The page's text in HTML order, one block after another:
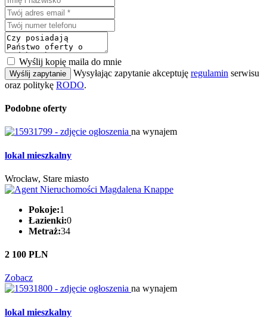
Wyślij kopię maila do mnie
Wyślij zapytanie Wysyłając zapytanie akceptuję regulamin serwisu
oraz politykę RODO.
Podobne oferty
na wynajem
lokal mieszkalny
Wrocław, Stare miasto
Pokoje:1
Łazienki:0
Metraż:34
2 100 PLN
Zobacz
na wynajem
lokal mieszkalny